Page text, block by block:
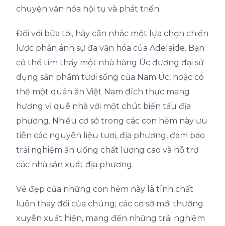
chuyện văn hóa hội tụ và phát triển.
Đối với bữa tối, hãy cân nhắc một lựa chọn chiến
lược phản ánh sự đa văn hóa của Adelaide. Bạn
có thể tìm thấy một nhà hàng Úc đương đại sử
dụng sản phẩm tươi sống của Nam Úc, hoặc có
thể một quán ăn Việt Nam đích thực mang
hương vị quê nhà với một chút biến tấu địa
phương. Nhiều cơ sở trong các con hẻm này ưu
tiên các nguyên liệu tươi, địa phương, đảm bảo
trải nghiệm ăn uống chất lượng cao và hỗ trợ
các nhà sản xuất địa phương.
Vẻ đẹp của những con hẻm này là tính chất
luôn thay đổi của chúng; các cơ sở mới thường
xuyên xuất hiện, mang đến những trải nghiệm